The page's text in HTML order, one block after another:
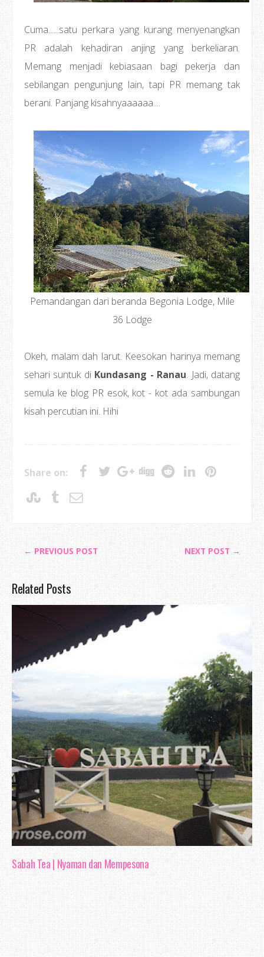
Cuma......satu perkara yang kurang menyenangkan
PR adalah kehadiran anjing yang berkeliaran.
Memang menjadi kebiasaan bagi pekerja dan
sebilangan pengunjung lain, tapi PR memang tak
berani. Panjang kisahnyaaaaaa....
Pemandangan dari beranda Begonia Lodge, Mile
36 Lodge
Okeh, malam dah larut. Keesokan harinya memang
sehari suntuk di Kundasang - Ranau. Jadi, datang
semula ke blog PR esok, kot - kot ada sambungan
kisah percutian ini. Hihi
Share on:
← PREVIOUS POST NEXT POST →
Related Posts
Sabah Tea | Nyaman dan Mempesona